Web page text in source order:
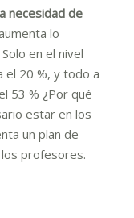
necesidad de
lo
en el nivel
el 20 %, y todo a
53 % ¿Por qué
estar en los
un plan de
profesores.